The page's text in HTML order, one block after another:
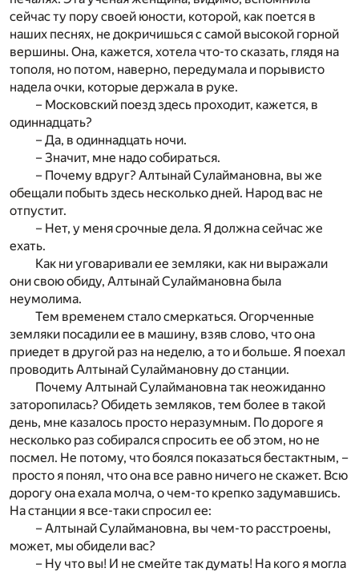
сейчас ту пору своей юности, которой, как поется в
наших песнях, не докричишься с самой высокой горной
вершины. Она, кажется, хотела что-то сказать, глядя на
тополя, но потом, наверно, передумала и порывисто
надела очки, которые держала в руке.
– Московский поезд здесь проходит, кажется, в
одиннадцать?
– Да, в одиннадцать ночи.
– Значит, мне надо собираться.
– Почему вдруг? Алтынай Сулаймановна, вы же
обещали побыть здесь несколько дней. Народ вас не
отпустит.
– Нет, у меня срочные дела. Я должна сейчас же
ехать.
Как ни уговаривали ее земляки, как ни выражали
они свою обиду, Алтынай Сулаймановна была
неумолима.
Тем временем стало смеркаться. Огорченные
земляки посадили ее в машину, взяв слово, что она
приедет в другой раз на неделю, а то и больше. Я поехал
проводить Алтынай Сулаймановну до станции.
Почему Алтынай Сулаймановна так неожиданно
заторопилась? Обидеть земляков, тем более в такой
день, мне казалось просто неразумным. По дороге я
несколько раз собирался спросить ее об этом, но не
посмел. Не потому, что боялся показаться бестактным, –
просто я понял, что она все равно ничего не скажет. Всю
дорогу она ехала молча, о чем-то крепко задумавшись.
На станции я все-таки спросил ее:
– Алтынай Сулаймановна, вы чем-то расстроены,
может, мы обидели вас?
– Ну что вы! И не смейте так думать! На кого я могла